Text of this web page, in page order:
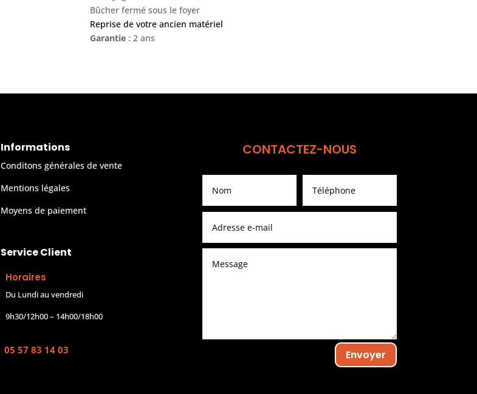
Bûcher fermé sous le foyer
Reprise de votre ancien matériel
Garantie : 2 ans
Informations
Conditons générales de vente
Mentions légales
Moyens de paiement
Service Client
Horaires
Du Lundi au vendredi
9h30/12h00 – 14h00/18h00
05 57 83 14 03
CONTACTEZ-NOUS
Envoyer